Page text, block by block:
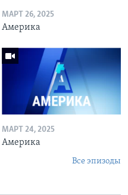
МАРТ 26, 2025
Америка
МАРТ 24, 2025
Америка
Все эпизоды